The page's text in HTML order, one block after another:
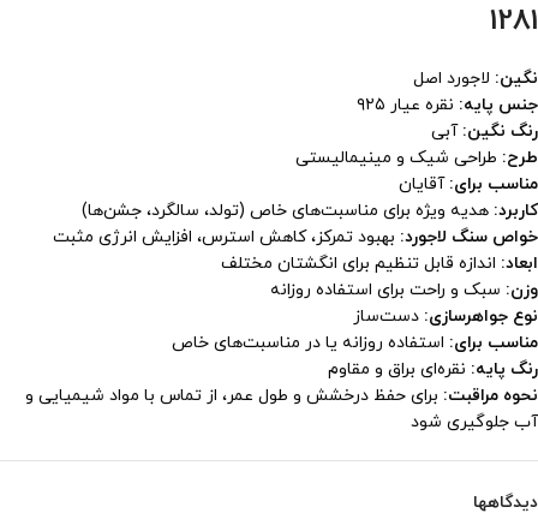
1281
نگین: لاجورد اصل
جنس پایه: نقره عیار ۹۲۵
رنگ نگین: آبی
طرح: طراحی شیک و مینیمالیستی
مناسب برای: آقایان
کاربرد: هدیه ویژه برای مناسبت‌های خاص (تولد، سالگرد، جشن‌ها)
خواص سنگ لاجورد: بهبود تمرکز، کاهش استرس، افزایش انرژی مثبت
ابعاد: اندازه قابل تنظیم برای انگشتان مختلف
وزن: سبک و راحت برای استفاده روزانه
نوع جواهرسازی: دست‌ساز
مناسب برای: استفاده روزانه یا در مناسبت‌های خاص
رنگ پایه: نقره‌ای براق و مقاوم
نحوه مراقبت: برای حفظ درخشش و طول عمر، از تماس با مواد شیمیایی و
آب جلوگیری شود
دیدگاهها